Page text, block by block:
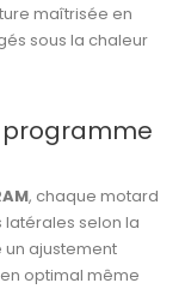
maîtrisée en
sous la chaleur
programme
, chaque motard
selon la
un ajustement
optimal même